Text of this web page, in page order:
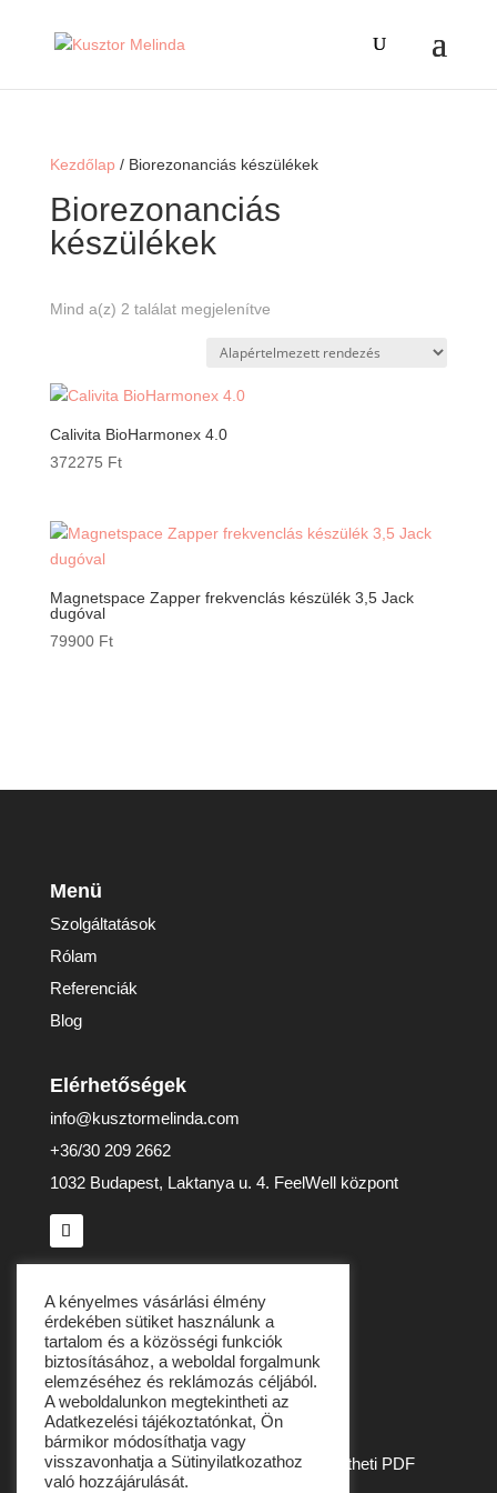
Kezdőlap / Biorezonanciás készülékek
Biorezonanciás
készülékek
Mind a(z) 2 találat megjelenítve
Calivita BioHarmonex 4.0
372275 Ft
Magnetspace Zapper frekvenclás készülék 3,5 Jack
dugóval
79900 Ft
Menü
Szolgáltatások
Rólam
Referenciák
Blog
Elérhetőségek
info@kusztormelinda.com
+36/30 209 2662
1032 Budapest, Laktanya u. 4. FeelWell központ
Adatvédelem
Adatvédelmi tájékoztató
Általános Szerződési Feltételek
Impresszum
Elállási nyilatkozat
Az elállási nyilatkozat mintát innen is letöltheti PDF
A kényelmes vásárlási élmény
érdekében sütiket használunk a
tartalom és a közösségi funkciók
biztosításához, a weboldal forgalmunk
elemzéséhez és reklámozás céljából.
A weboldalunkon megtekintheti az
Adatkezelési tájékoztatónkat, Ön
bármikor módosíthatja vagy
visszavonhatja a Sütinyilatkozathoz
való hozzájárulását.